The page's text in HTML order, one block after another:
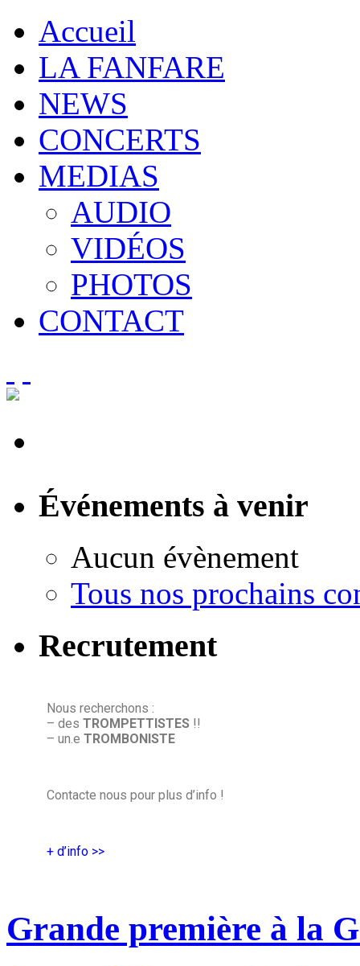
Accueil
LA FANFARE
NEWS
CONCERTS
MEDIAS
AUDIO
VIDÉOS
PHOTOS
CONTACT
Événements à venir
Aucun évènement
Tous nos prochains
Recrutement
Nous recherchons :
– des TROMPETTISTES !!
– un.e TROMBONISTE
Contacte nous pour plus d’info !
+ d’info >>
Grande première à la